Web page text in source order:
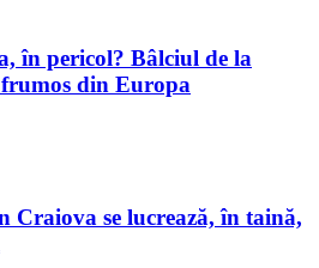
în pericol? Bâlciul de la
din Europa
Craiova se lucrează, în taină,